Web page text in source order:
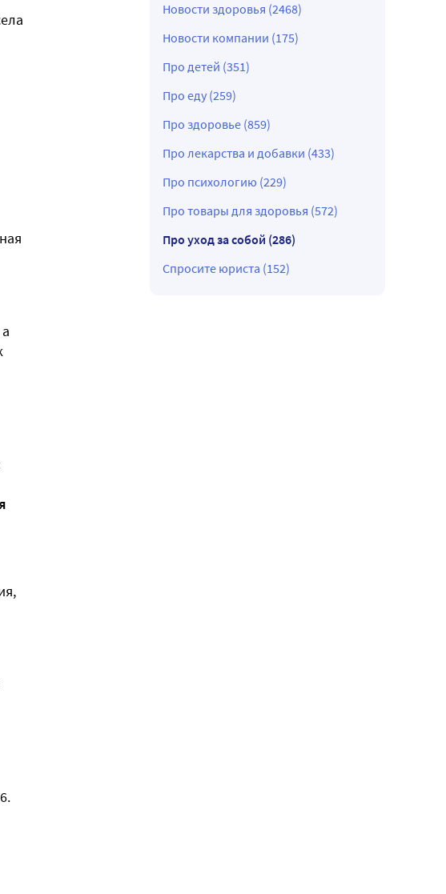
Новости здоровья (2468)
Новости компании (175)
Про детей (351)
Про еду (259)
Про здоровье (859)
Про лекарства и добавки (433)
Про психологию (229)
Про товары для здоровья (572)
Про уход за собой (286)
Спросите юриста (152)